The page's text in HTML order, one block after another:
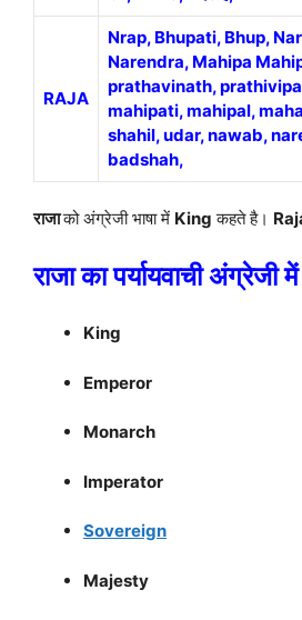
RAJA
Nrap, Bhupati, Bhup,
Narendra, Mahipa
prathavinath,
mahipati, mahipal,
shahil, udar, nawab,
badshah,
राजाको अंग्रेजी भाषा में King कहते है।
राजा का पर्यायवाची अंग्रेजी में
King
Emperor
Monarch
Imperator
Sovereign
Majesty